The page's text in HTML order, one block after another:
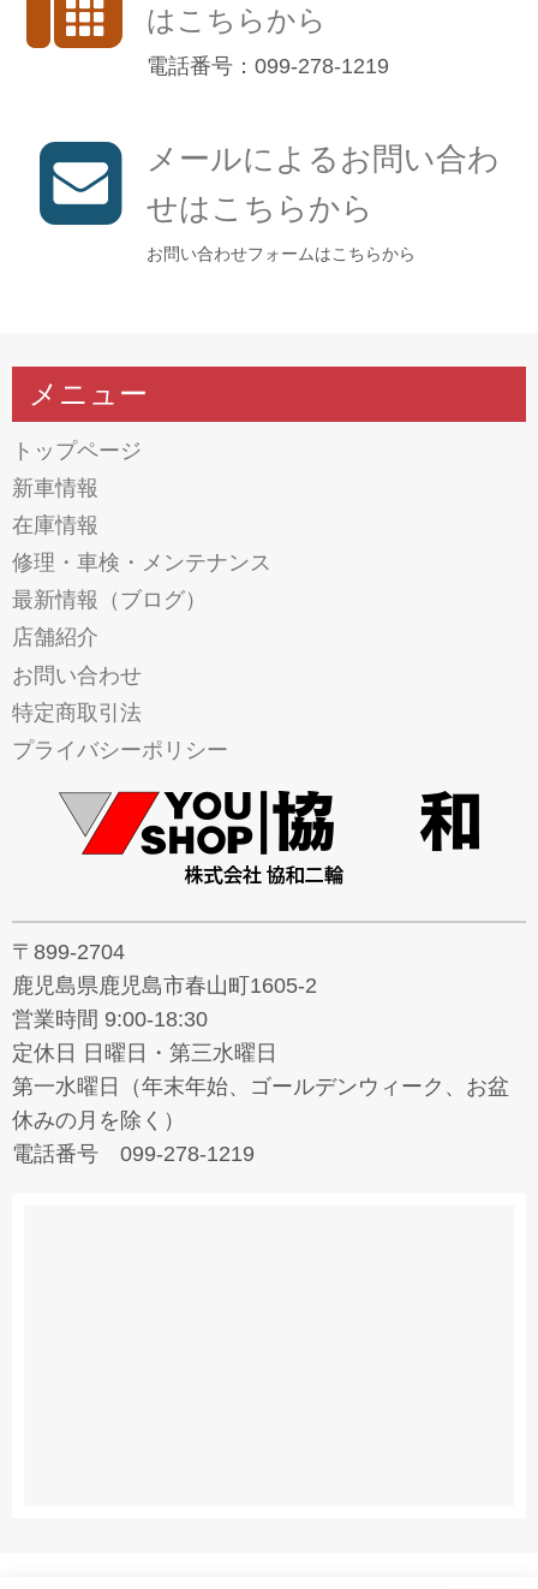
はこちらから
電話番号：099-278-1219
メールによるお問い合わ
せはこちらから
お問い合わせフォームはこちらから
メニュー
トップページ
新車情報
在庫情報
修理・車検・メンテナンス
最新情報（ブログ）
店舗紹介
お問い合わせ
特定商取引法
プライバシーポリシー
〒899-2704
鹿児島県鹿児島市春山町1605-2
営業時間 9:00-18:30
定休日 日曜日・第三水曜日
第一水曜日（年末年始、ゴールデンウィーク、お盆
休みの月を除く）
電話番号 099-278-1219